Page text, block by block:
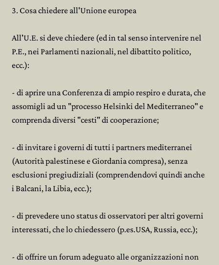
3. Cosa chiedere all'Unione europea
All'U.E. si deve chiedere (ed in tal senso intervenire nel
P.E., nei Parlamenti nazionali, nel dibattito politico,
ecc.):
- di aprire una Conferenza di ampio respiro e durata, che
assomigli ad un "processo Helsinki del Mediterraneo" e
comprenda diversi "cesti" di cooperazione;
- di invitare i governi di tutti i partners mediterranei
(Autorità palestinese e Giordania compresa), senza
esclusioni pregiudiziali (comprendendovi quindi anche
i Balcani, la Libia, ecc.);
- di prevedere uno status di osservatori per altri governi
interessati, che lo chiedessero (p.es.USA, Russia, ecc.);
- di offrire un forum adeguato alle organizzazioni non